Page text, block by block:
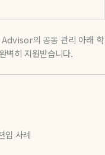
의 공동 관리 아래 학
완벽히 지원받습니다.